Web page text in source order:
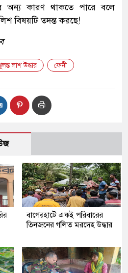
অন্য কারণ থাকতে পারে বলে
বিষয়টি তদন্ত করছে!
লাশ উদ্ধার ফেনী
‎বাগেরহাটে একই পরিবারের
তিনজনের গলিত মরদেহ উদ্ধার